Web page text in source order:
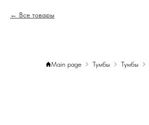
Все товары
Main page Тумбы Тумбы